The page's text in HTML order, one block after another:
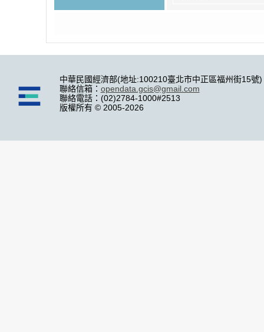
中華民國經濟部(地址:100210臺北市中正區福州街15號)
聯絡信箱： opendata.gcis@gmail.com
聯絡電話：(02)2784-1000#2513
版權所有 © 2005-2026